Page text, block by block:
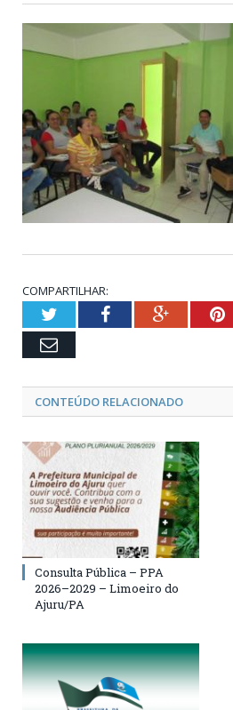
COMPARTILHAR:
TwitterFacebookGoogle+
Email
CONTEÚDO RELACIONADO
Consulta Pública – PPA
2026–2029 – Limoeiro do
Ajuru/PA